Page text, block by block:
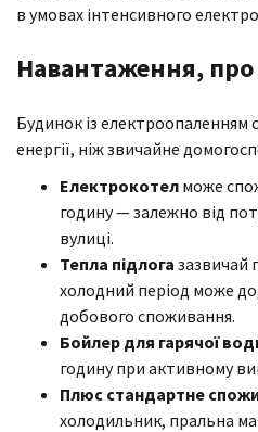
в умовах інтенсивного
Навантаження, про
Будинок із електроопаленням
енергії, ніж звичайне
Електрокотел може
годину — залежно від
вулиці.
Тепла підлога зазвичай
холодний період може
добового споживання.
Бойлер для гарячої
годину при активному
Плюс стандартне
холодильник, пральна